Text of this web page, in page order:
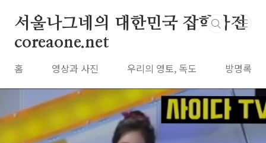
서울나그네의 대한민국 잡학사전
coreaone.net
홈 영상과 사진 우리의 영토, 독도 방명록